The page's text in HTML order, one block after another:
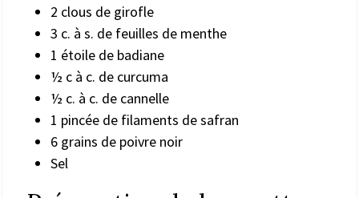
2 clous de girofle
3 c. à s. de feuilles de menthe
1 étoile de badiane
½ c à c. de curcuma
½ c. à c. de cannelle
1 pincée de filaments de safran
6 grains de poivre noir
Sel